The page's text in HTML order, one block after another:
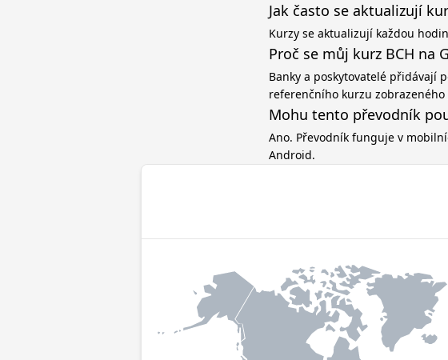
Jak často se aktualizují
Kurzy se aktualizují každou
Proč se můj kurz BCH na
Banky a poskytovatelé přidávají
referenčního kurzu zobrazeného
Mohu tento převodník
Ano. Převodník funguje v
Android.